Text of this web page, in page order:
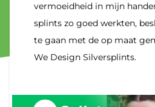
vermoeidheid in mijn
splints zo goed werkten,
te gaan met de op maat
We Design Silversplints.